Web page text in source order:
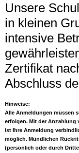
Unsere
in kleinen
intensive
Zertifikat
Abschluss
Hinweise:
Alle Anmeldungen müssen
erfolgen. Mit der Anzahlung
ist Ihre Anmeldung
möglich. Mündlichen
(persönlich oder durch